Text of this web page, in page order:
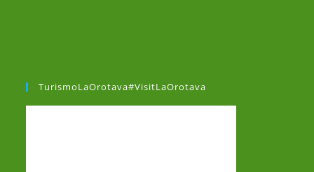
TurismoLaOrotava#VisitLaOrotava